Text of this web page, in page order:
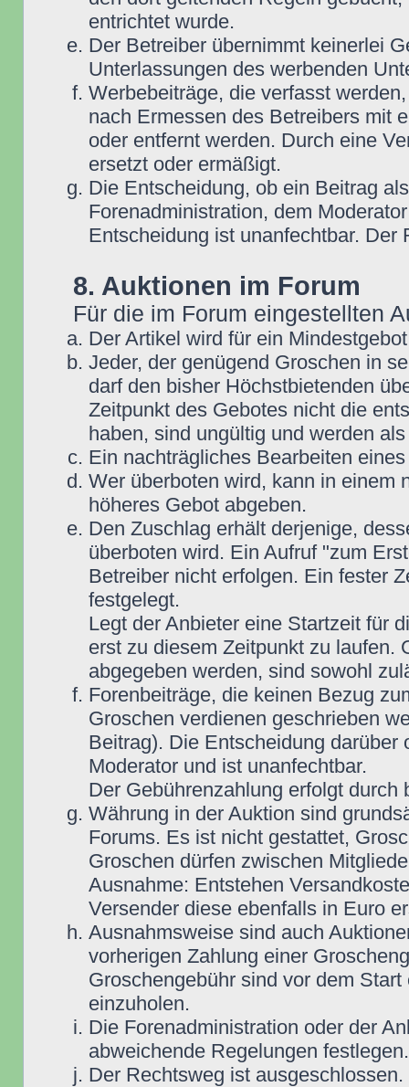
entrichtet wurde.
Der Betreiber übernimmt keinerlei
Unterlassungen des werbenden
Werbebeiträge, die verfasst
nach Ermessen des Betreibers mit
oder entfernt werden. Durch eine
ersetzt oder ermäßigt.
Die Entscheidung, ob ein Beitrag
Forenadministration, dem
Entscheidung ist unanfechtbar.
8. Auktionen im Forum
Für die im Forum eingestellten
Der Artikel wird für ein
Jeder, der genügend Groschen in
darf den bisher Höchstbietenden
Zeitpunkt des Gebotes nicht die
haben, sind ungültig und werden
Ein nachträgliches Bearbeiten
Wer überboten wird, kann in einem
höheres Gebot abgeben.
Den Zuschlag erhält derjenige,
überboten wird. Ein Aufruf "zum
Betreiber nicht erfolgen. Ein fester
festgelegt.
Legt der Anbieter eine Startzeit für
erst zu diesem Zeitpunkt zu laufen.
abgegeben werden, sind sowohl
Forenbeiträge, die keinen Bezug
Groschen verdienen geschrieben
Beitrag). Die Entscheidung darüber
Moderator und ist unanfechtbar.
Der Gebührenzahlung erfolgt durch
Währung in der Auktion sind
Forums. Es ist nicht gestattet,
Groschen dürfen zwischen
Ausnahme: Entstehen
Versender diese ebenfalls in Euro
Ausnahmsweise sind auch
vorherigen Zahlung einer
Groschengebühr sind vor dem
einzuholen.
Die Forenadministration oder der
abweichende Regelungen festlegen.
Der Rechtsweg ist ausgeschlossen.